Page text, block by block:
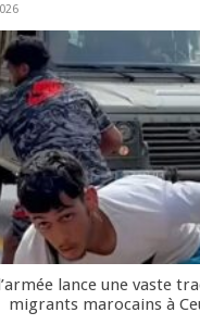
lance une vaste
migrants marocains à